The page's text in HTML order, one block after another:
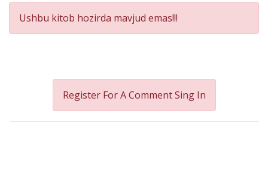
Product
Summery
Ushbu kitob hozirda mavjud emas!!!
Register For A CommentSing In